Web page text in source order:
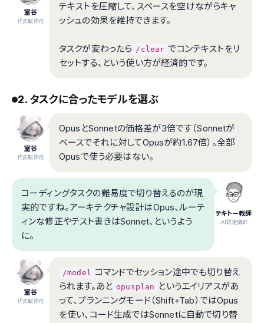
室谷
代表取締役
テキストを圧縮して、スペースを空けながらキャ
ッシュの効果を維持できます。
タスクが変わったら /clear でコンテキストをリ
セットする、という使い方が経済的です。
2. タスクに合ったモデルを選ぶ
室谷
代表取締役
OpusとSonnetの価格差が3倍です（Sonnetが
ベースでそれに対してOpusが約1.67倍）。全部
Opusで使う必要はない。
テキトー教師
.AI認定講師
コーディングタスクの難易度で切り替えるのが現
実的ですね。アーキテクチャ設計はOpus、ルーテ
ィンな修正やテスト書きはSonnet、というよう
に。
室谷
代表取締役
/model コマンドでセッション途中でも切り替え
られます。あと opusplan
というエイリアスがあ
って、プランニングモード（Shift+Tab）ではOpus
を使い、コード生成ではSonnetに自動で切り替